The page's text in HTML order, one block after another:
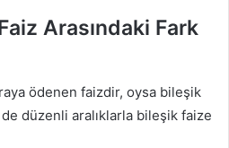
Arasındaki Fark
ödenen faizdir, oysa bileşik
düzenli aralıklarla bileşik faize